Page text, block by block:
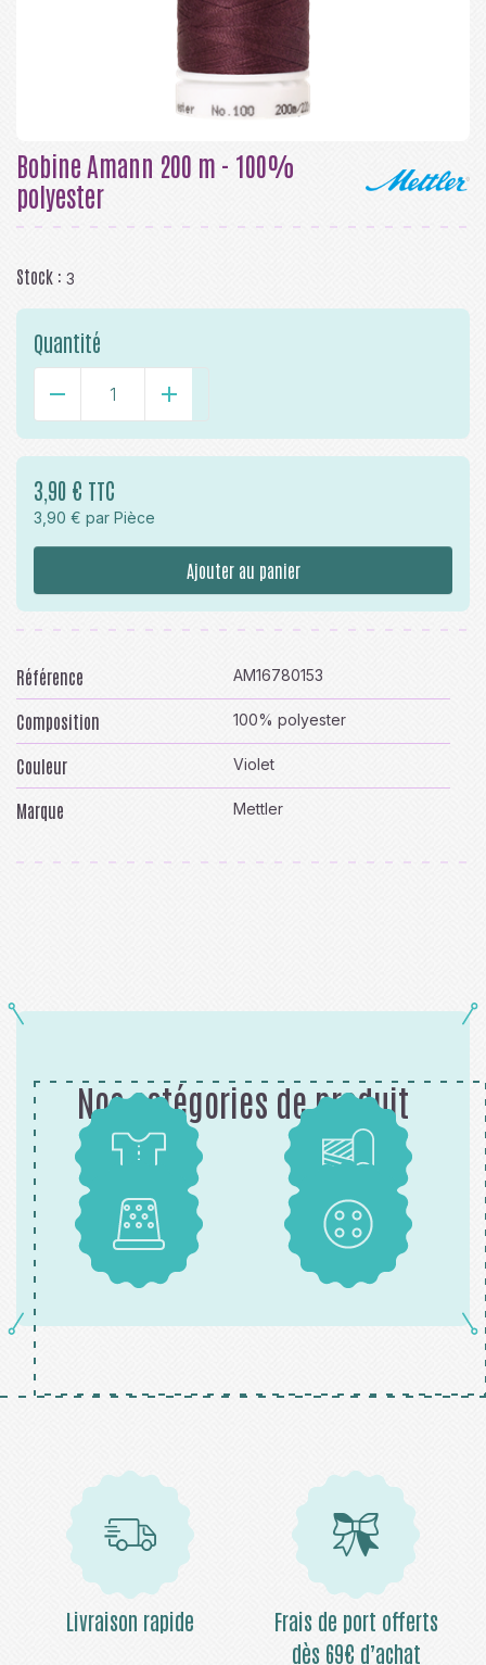
Bobine Amann 200 m - 100%
polyester
Stock : 3
Quantité
- +
3,90 € TTC
3,90 € par Pièce
Ajouter au panier
Référence AM16780153
Composition 100% polyester
Couleur Violet
Marque Mettler
Nos catégories de produit
Patrons Tissus
Mercerie Boutons
Livraison rapide
Frais de port offerts
dès 69€ d’achat